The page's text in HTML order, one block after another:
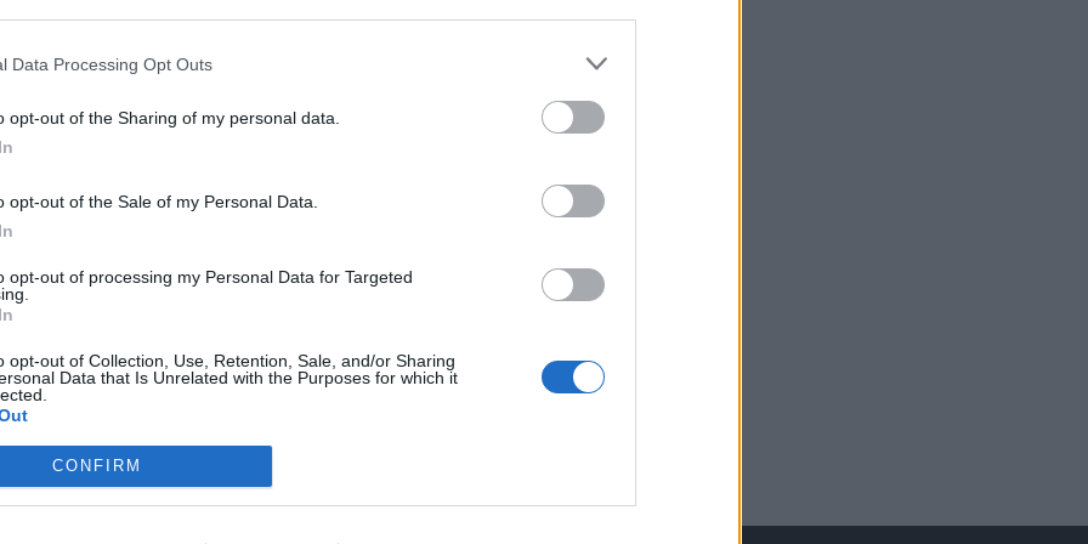
Data Processing Opt Outs
opt-out of the Sharing of my personal data.
opt-out of the Sale of my Personal Data.
opt-out of processing my Personal Data for Targeted
opt-out of Collection, Use, Retention, Sale, and/or Sharing
Data that Is Unrelated with the Purposes for which it
CONFIRM
cikkarchívum
elmúlt 2 év napon belüli
VAGY?